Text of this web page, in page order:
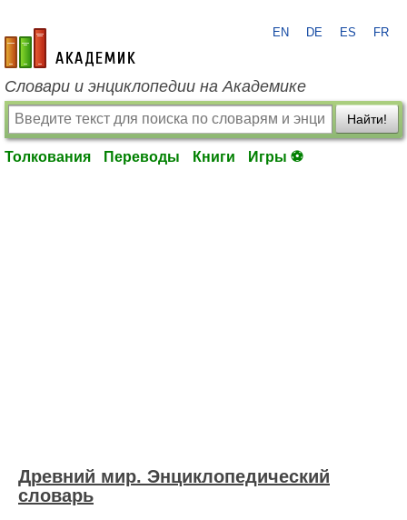
academic.ru
EN DE ES FR
Словари и энциклопедии на Академике
Найти!
Толкования Переводы Книги Игры ⚽
Древний мир. Энциклопедический
словарь